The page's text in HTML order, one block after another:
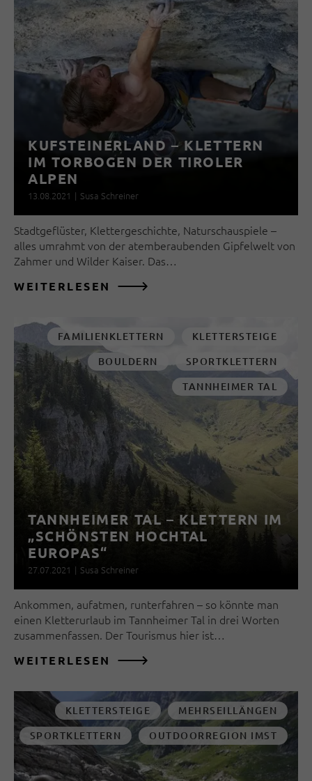
KUFSTEINERLAND – KLETTERN
IM TORBOGEN DER TIROLER
ALPEN
13.08.2021 | Susa Schreiner
Stadtgeflüster, Klettergeschichte, Naturschauspiele –
alles umrahmt von der atemberaubenden Gipfelwelt von
Zahmer und Wilder Kaiser. Das…
WEITERLESEN
FAMILIENKLETTERN
KLETTERSTEIGE
BOULDERN
SPORTKLETTERN
TANNHEIMER TAL
TANNHEIMER TAL – KLETTERN IM
„SCHÖNSTEN HOCHTAL
EUROPAS“
27.07.2021 | Susa Schreiner
Ankommen, aufatmen, runterfahren – so könnte man
einen Kletterurlaub im Tannheimer Tal in drei Worten
zusammenfassen. Der Tourismus hier ist…
WEITERLESEN
KLETTERSTEIGE
MEHRSEILLÄNGEN
SPORTKLETTERN
OUTDOORREGION IMST